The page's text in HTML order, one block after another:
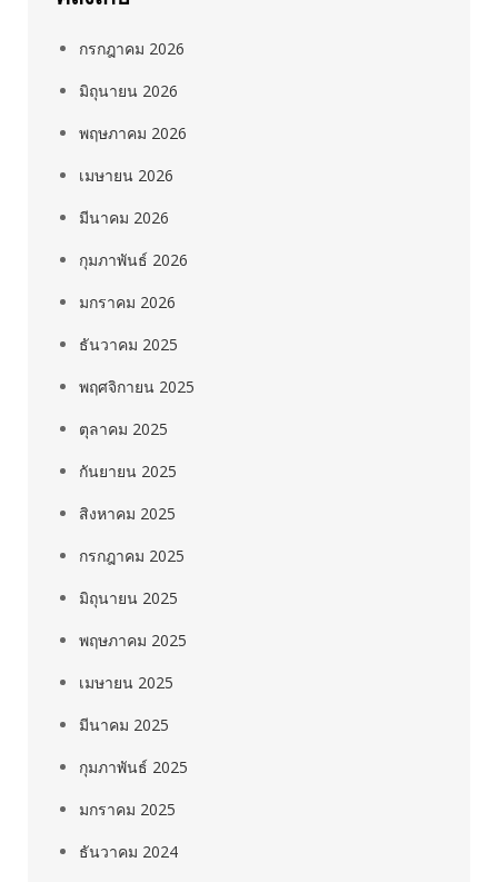
กรกฎาคม 2026
มิถุนายน 2026
พฤษภาคม 2026
เมษายน 2026
มีนาคม 2026
กุมภาพันธ์ 2026
มกราคม 2026
ธันวาคม 2025
พฤศจิกายน 2025
ตุลาคม 2025
กันยายน 2025
สิงหาคม 2025
กรกฎาคม 2025
มิถุนายน 2025
พฤษภาคม 2025
เมษายน 2025
มีนาคม 2025
กุมภาพันธ์ 2025
มกราคม 2025
ธันวาคม 2024